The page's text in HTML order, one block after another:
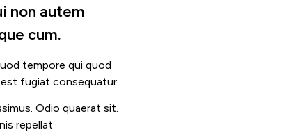
non autem
cum.
tempore qui quod
est fugiat consequatur.
Odio quaerat sit.
repellat